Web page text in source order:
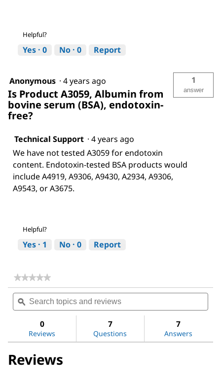
Helpful?
Yes · 0 No · 0 Report
Anonymous · 4 years ago
Is Product A3059, Albumin from
bovine serum (BSA), endotoxin-
free?
1
answer
Technical Support · 4 years ago
We have not tested A3059 for endotoxin
content. Endotoxin-tested BSA products would
include A4919, A9306, A9430, A2934, A9306,
A9543, or A3675.
Helpful?
Yes · 1 No · 0 Report
★★★★★
★★★★★
rating
value
for
Serum
Albumin
Search
topics
and
ϙ
0
Reviews
7
Questions
7
Answers
Reviews